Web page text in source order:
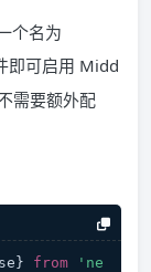
个名为
即可启用 Midd
需要额外配
from
'ne